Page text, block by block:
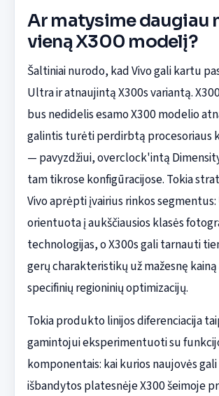
Ar matysime daugiau
vieną X300 modelį?
Šaltiniai nurodo, kad Vivo gali kartu
Ultra ir atnaujintą X300s variantą.
bus nedidelis esamo X300 modelio
galintis turėti perdirbtą procesoriaus
— pavyzdžiui, overclock'intą
tam tikrose konfigūracijose. Tokia
Vivo aprėpti įvairius rinkos
orientuota į aukščiausios klasės
technologijas, o X300s gali tarnauti
gerų charakteristikų už mažesnę
specifinių regioninių optimizacijų.
Tokia produkto linijos diferenciacija
gamintojui eksperimentuoti su
komponentais: kai kurios naujovės
išbandytos platesnėje X300 šeimoje